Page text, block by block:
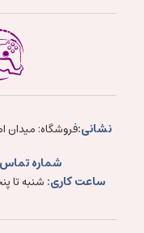
نشانی:فروشگاه: میدان
شماره
ساعت کاری: